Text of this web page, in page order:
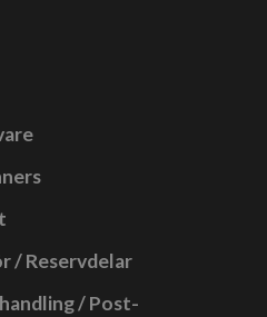
/ Reservdelar
/ Post-